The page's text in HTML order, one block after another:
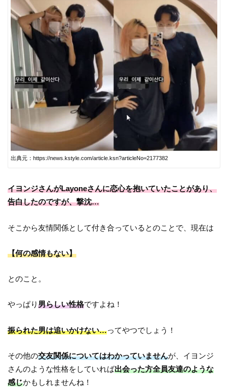
出典元：https://news.kstyle.com/article.ksn?articleNo=2177382
イヨンジさんがLayoneさんに恋心を抱いていたことがあり、
告白したのですが、撃沈…
そこから友情関係として付き合っているとのことで、現在は
【何の感情もない】
とのこと。
やっぱり男らしい性格ですよね！
振られた男は追いかけない…ってやつでしょう！
その他の交友関係についてはわかっていませんが、イヨンジ
さんのような性格をしていれば出会った方全員友達のような
感じかもしれませんね！